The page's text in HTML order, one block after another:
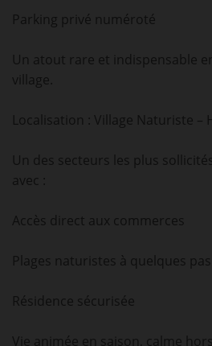
Parking privé numéroté
Un atout rare et indispensable
village.
Localisation : Village Naturiste –
Un des secteurs les plus
avec :
Accès direct aux commerces
Plages naturistes à quelques pas
Résidence sécurisée
Vie animée en saison, calme